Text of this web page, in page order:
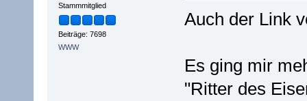
Stammmitglied
Beiträge: 7698
WWW
Auch der Link
Es ging mir
"Ritter des